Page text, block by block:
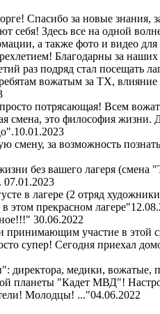
Спасибо за новые знания,
себя! Здесь все на одной
а также фото и видео для
Благодарны за
раз подряд стал посещать
вожатым за ТХ,
потрясающая! Всем
смена, это философия жизни.
10.01.2023
смену, за возможность
без вашего лагеря
07.01.2023
в лагере (2 отряд
этом прекрасном лагере"
30.06.2022
участие в этой
супер! Сегодня приехал
медики, вожатые,
планеты "Кадет МВД"!
Молодцы! ..."04.06.2022